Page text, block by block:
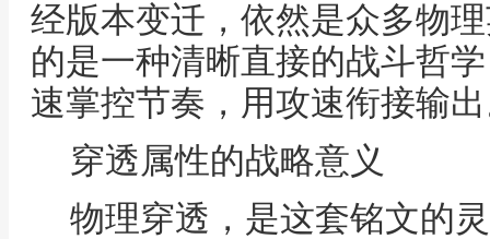
经版本变迁，依然是众多物
的是一种清晰直接的战斗哲
速掌控节奏，用攻速衔接输
穿透属性的战略意义
物理穿透，是这套铭文的